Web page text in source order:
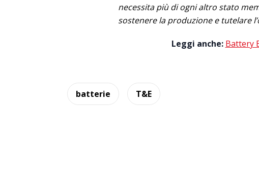
necessita più di ogni altro stato
sostenere la produzione e tutelare
Leggi anche: Battery
batterie T&E